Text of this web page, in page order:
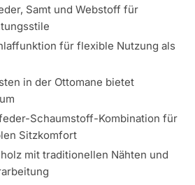
Samt und Webstoff für
für flexible Nutzung als
in der Ottomane bietet
Schaumstoff-Kombination für
Sitzkomfort
mit traditionellen Nähten und